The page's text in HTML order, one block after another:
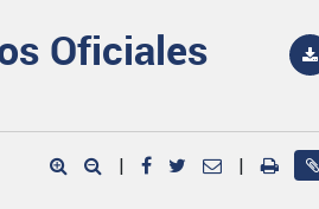
Oficiales
| |